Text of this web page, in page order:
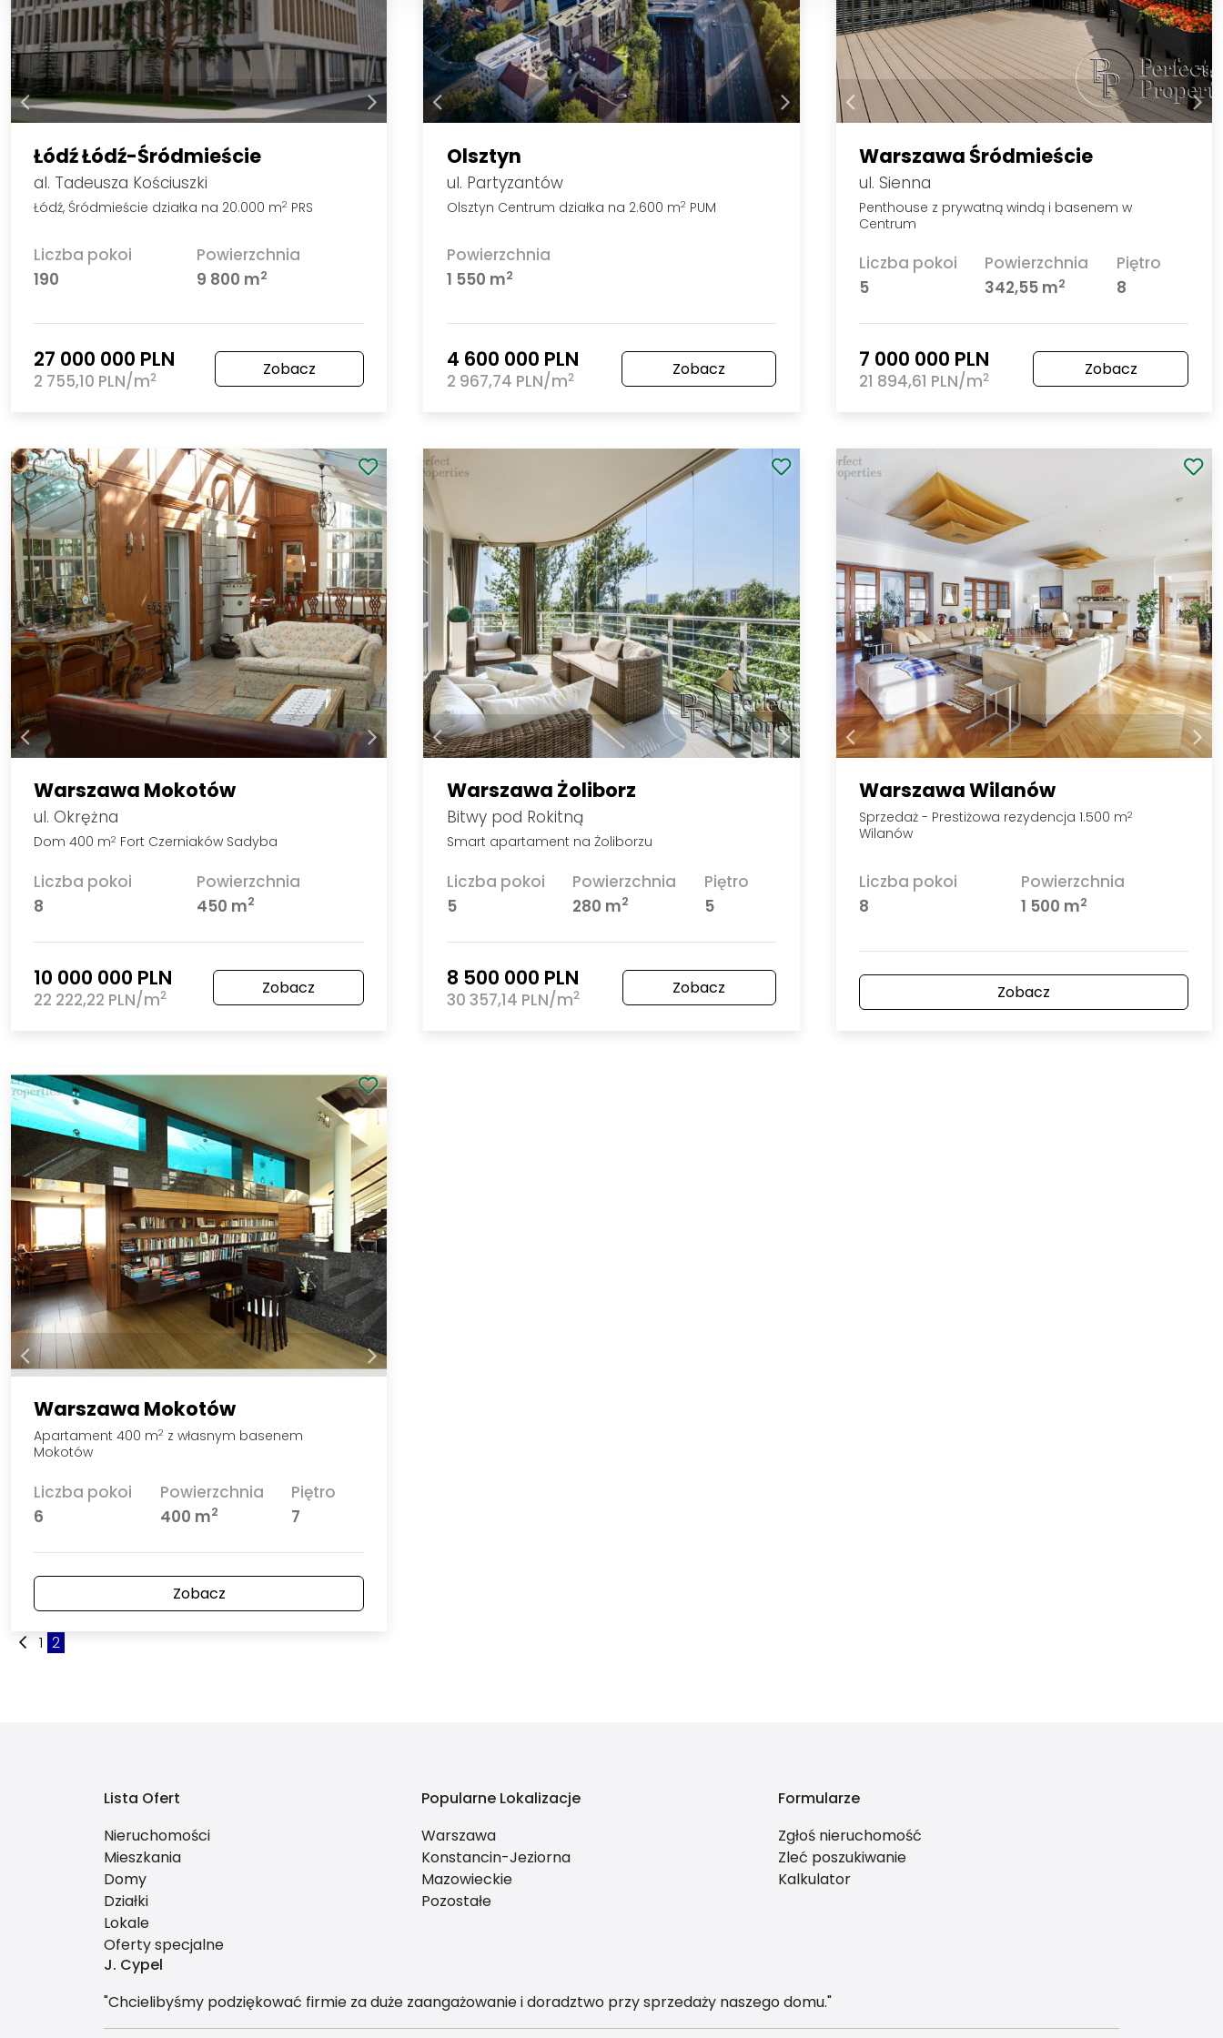
Łódź Łódź-Śródmieście
al. Tadeusza Kościuszki
Łódź, Śródmieście działka na 20.000 m2 PRS
Liczba pokoi
190
Powierzchnia
9 800 m2
27 000 000 PLN
2 755,10 PLN/m2 Zobacz
Olsztyn
ul. Partyzantów
Olsztyn Centrum działka na 2.600 m2 PUM
Powierzchnia
1 550 m2
4 600 000 PLN
2 967,74 PLN/m2 Zobacz
Warszawa Śródmieście
ul. Sienna
Penthouse z prywatną windą i basenem w
Centrum
Liczba pokoi
5
Powierzchnia
342,55 m2
Piętro
8
7 000 000 PLN
21 894,61 PLN/m2 Zobacz
Warszawa Mokotów
ul. Okrężna
Dom 400 m2 Fort Czerniaków Sadyba
Liczba pokoi
8
Powierzchnia
450 m2
10 000 000 PLN
22 222,22 PLN/m2 Zobacz
Warszawa Żoliborz
Bitwy pod Rokitną
Smart apartament na Żoliborzu
Liczba pokoi
5
Powierzchnia
280 m2
Piętro
5
8 500 000 PLN
30 357,14 PLN/m2 Zobacz
Warszawa Wilanów
Sprzedaż - Prestiżowa rezydencja 1.500 m2
Wilanów
Liczba pokoi
8
Powierzchnia
1 500 m2
Zobacz
Warszawa Mokotów
Apartament 400 m2 z własnym basenem
Mokotów
Liczba pokoi
6
Powierzchnia
400 m2
Piętro
7
Zobacz
1 2
Lista Ofert
Nieruchomości
Mieszkania
Domy
Działki
Lokale
Oferty specjalne
Popularne Lokalizacje
Warszawa
Konstancin-Jeziorna
Mazowieckie
Pozostałe
Formularze
Zgłoś nieruchomość
Zleć poszukiwanie
Kalkulator
J. Cypel
"Chcielibyśmy podziękować firmie za duże zaangażowanie i doradztwo przy sprzedaży naszego domu."